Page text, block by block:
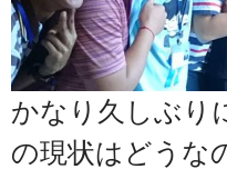
かなり久しぶり
の現状はどうな